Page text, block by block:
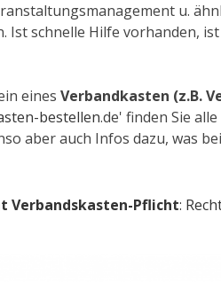
u.
Ist schnelle Hilfe vorhanden,
eines Verbandkasten (z.B.
bestellen.de' finden Sie
aber auch Infos dazu, was
Verbandskasten-Pflicht: